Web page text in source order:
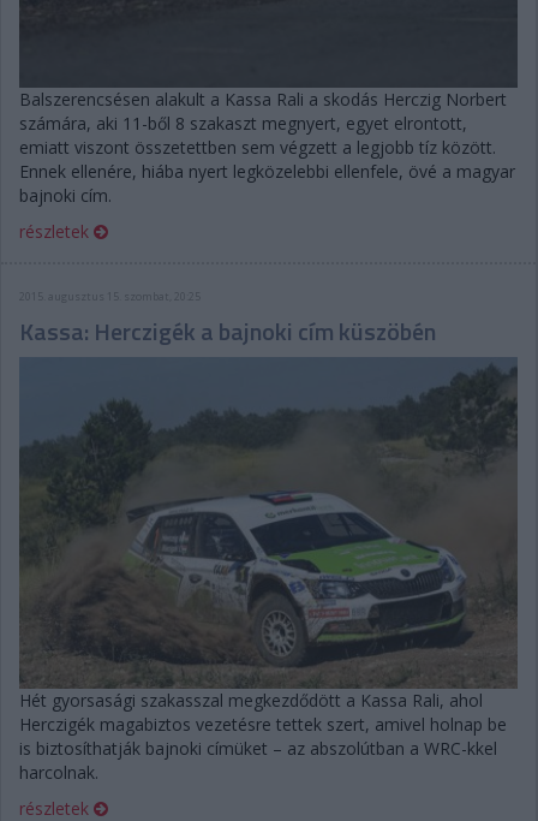
Balszerencsésen alakult a Kassa Rali a skodás Herczig Norbert
számára, aki 11-ből 8 szakaszt megnyert, egyet elrontott,
emiatt viszont összetettben sem végzett a legjobb tíz között.
Ennek ellenére, hiába nyert legközelebbi ellenfele, övé a magyar
bajnoki cím.
részletek
2015. augusztus 15. szombat, 20:25
Kassa: Herczigék a bajnoki cím küszöbén
Hét gyorsasági szakasszal megkezdődött a Kassa Rali, ahol
Herczigék magabiztos vezetésre tettek szert, amivel holnap be
is biztosíthatják bajnoki címüket – az abszolútban a WRC-kkel
harcolnak.
részletek